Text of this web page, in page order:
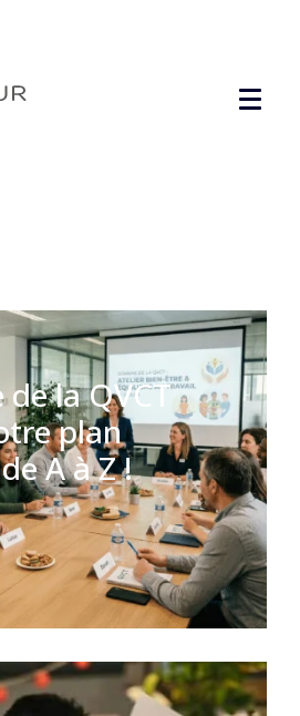
de la QVCT
plan
A à Z !